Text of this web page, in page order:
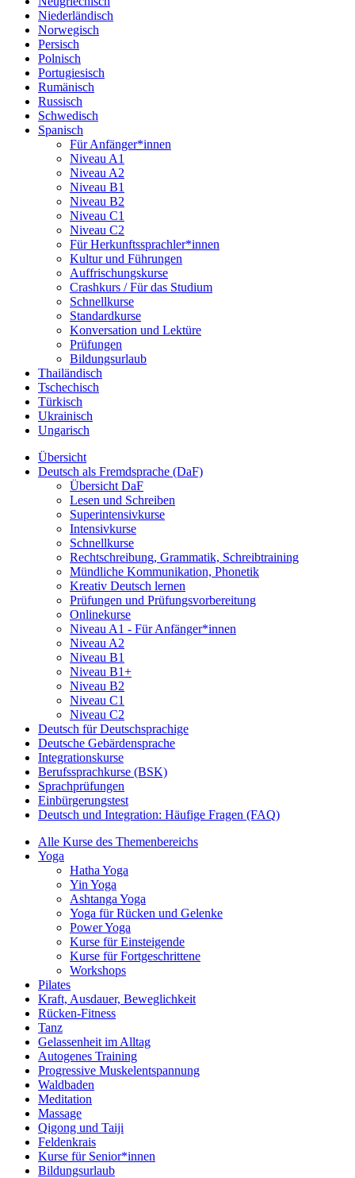
Niederländisch
Norwegisch
Persisch
Polnisch
Portugiesisch
Rumänisch
Russisch
Schwedisch
Spanisch
Für Anfänger*innen
Niveau A1
Niveau A2
Niveau B1
Niveau B2
Niveau C1
Niveau C2
Für Herkunftssprachler*innen
Kultur und Führungen
Auffrischungskurse
Crashkurs / Für das Studium
Schnellkurse
Standardkurse
Konversation und Lektüre
Prüfungen
Bildungsurlaub
Thailändisch
Tschechisch
Türkisch
Ukrainisch
Ungarisch
Übersicht
Deutsch als Fremdsprache (DaF)
Übersicht DaF
Lesen und Schreiben
Superintensivkurse
Intensivkurse
Schnellkurse
Rechtschreibung, Grammatik, Schreibtraining
Mündliche Kommunikation, Phonetik
Kreativ Deutsch lernen
Prüfungen und Prüfungsvorbereitung
Onlinekurse
Niveau A1 - Für Anfänger*innen
Niveau A2
Niveau B1
Niveau B1+
Niveau B2
Niveau C1
Niveau C2
Deutsch für Deutschsprachige
Deutsche Gebärdensprache
Integrationskurse
Berufssprachkurse (BSK)
Sprachprüfungen
Einbürgerungstest
Deutsch und Integration: Häufige Fragen (FAQ)
Alle Kurse des Themenbereichs
Yoga
Hatha Yoga
Yin Yoga
Ashtanga Yoga
Yoga für Rücken und Gelenke
Power Yoga
Kurse für Einsteigende
Kurse für Fortgeschrittene
Workshops
Pilates
Kraft, Ausdauer, Beweglichkeit
Rücken-Fitness
Tanz
Gelassenheit im Alltag
Autogenes Training
Progressive Muskelentspannung
Waldbaden
Meditation
Massage
Qigong und Taiji
Feldenkrais
Kurse für Senior*innen
Bildungsurlaub